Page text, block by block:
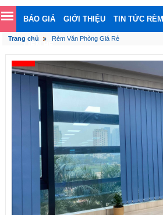
BÁO GIÁ GIỚI THIỆU TIN TỨC RÈM
Trang chủ Rèm Văn Phòng Giá Rẻ